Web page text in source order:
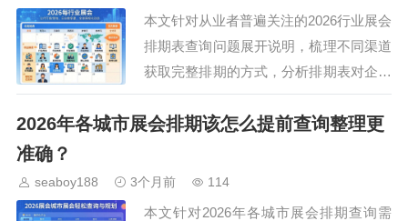
本文针对从业者普遍关注的2026行业展会
排期表查询问题展开说明，梳理不同渠道
获取完整排期的方式，分析排期表对企业
规划参展计划、对接行业资源的实用价
值，帮助各类市场主体提前做好2026年参
2026年各城市展会排期该怎么提前查询整理更
准确？
seaboy188 3个月前 114
本文针对2026年各城市展会排期查询需